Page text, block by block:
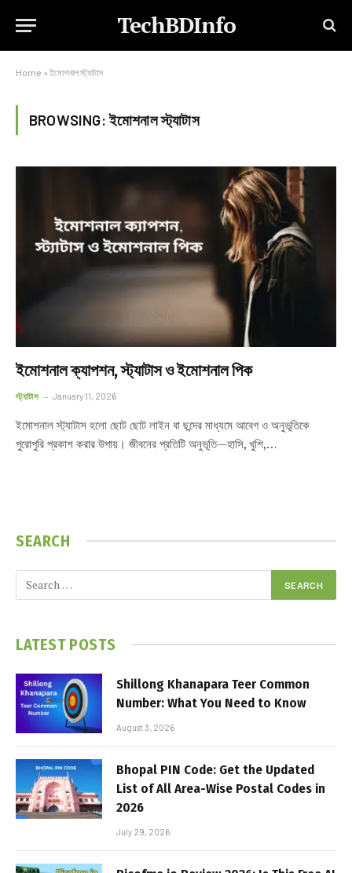
TechBDInfo
Home » ইমোশনাল স্ট্যাটাস
BROWSING:ইমোশনাল স্ট্যাটাস
ইমোশনাল ক্যাপশন, স্ট্যাটাস ও ইমোশনাল পিক
স্ট্যাটাস January 11, 2026
ইমোশনাল স্ট্যাটাস হলো ছোট ছোট লাইন বা ছন্দের মাধ্যমে আবেগ ও অনুভূতিকে
পুরোপুরি প্রকাশ করার উপায়। জীবনের প্রতিটি অনুভূতি—হাসি, খুশি,…
SEARCH
LATEST POSTS
Shillong Khanapara Teer Common
Number: What You Need to Know
August 3, 2026
Bhopal PIN Code: Get the Updated
List of All Area-Wise Postal Codes in
2026
July 29, 2026